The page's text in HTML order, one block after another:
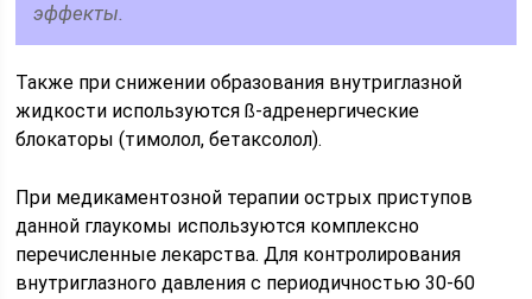
эффекты.
Также при снижении образования внутриглазной
жидкости используются ß-адренергические
блокаторы (тимолол, бетаксолол).
При медикаментозной терапии острых приступов
данной глаукомы используются комплексно
перечисленные лекарства. Для контролирования
внутриглазного давления с периодичностью 30-60